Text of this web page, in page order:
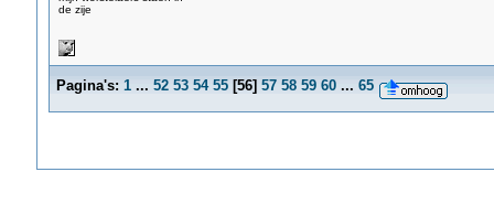
de zije
Pagina's: 1 ... 52 53 54 55[56] 57 58 59 60 ... 65